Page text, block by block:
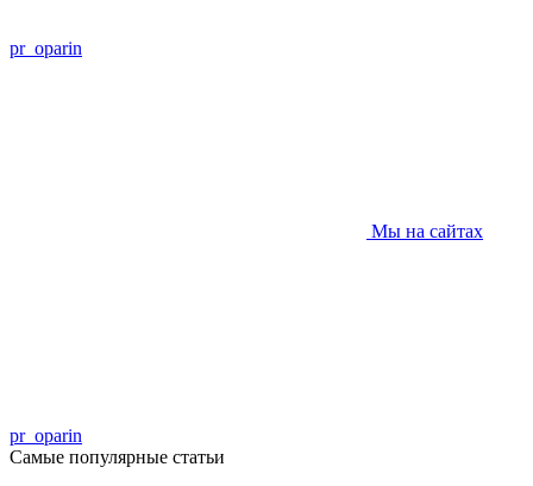
pr_oparin
Мы на сайтах
pr_oparin
Самые популярные статьи